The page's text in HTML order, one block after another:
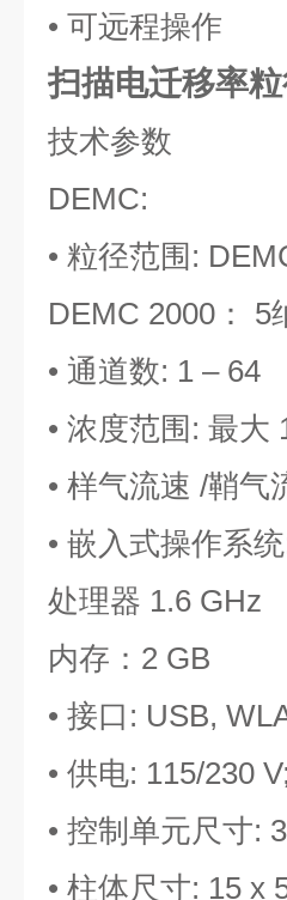
• 可远程操作
扫描电迁移率
技术参数
DEMC:
• 粒径范围:
DEMC 2000： 5
• 通道数: 1 – 64
• 浓度范围: 最大
• 样气流速 /鞘气
• 嵌入式操作系
处理器 1.6 GHz
内存：2 GB
• 接口: USB,
• 供电: 115/230
• 控制单元尺寸:
• 柱体尺寸: 15 x